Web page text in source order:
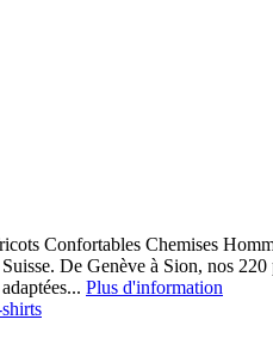
Confortables Chemises
De Genève à Sion, nos
Plus d'information